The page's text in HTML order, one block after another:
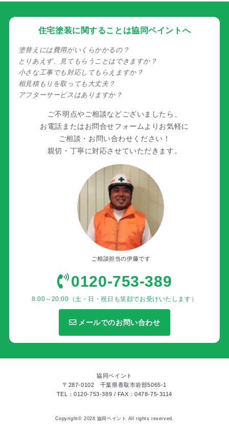
住宅塗装に関することは協同ペイントへ
塗替えには費用がいくらかかるの？
とりあえず、見てもらうことはできますか？
小さな工事でも対応してもらえますか？
相見積もりを取っても大丈夫？
アフターサービスはありますか？
ご不明点やご相談などございましたら、
お電話またはお問合せフォームよりお気軽に
ご相談・お問い合わせください！
親切・丁寧に対応させていただきます。
ご相談担当の伊藤です
0120-753-389
8:00～20:00（土・日・祝日も笑顔でお受けいたします）
メールでのお問い合わせ
協同ペイント
〒287-0102 千葉県香取市岩部5065-1
TEL：0120-753-389 / FAX：0478-75-3114
Copyright© 2026 協同ペイント All rights reserved.